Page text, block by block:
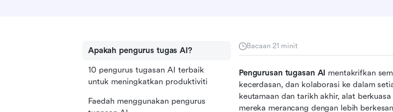
Bacaan 21 minit
Pengurusan tugasan AI mentakrifkan
kecerdasan, dan kolaborasi ke dalam
keutamaan dan tarikh akhir, alat
mereka merancang dengan lebih
Apakah pengurus tugas AI?
10 pengurus tugasan AI terbaik
untuk meningkatkan produktiviti
Faedah menggunakan pengurus